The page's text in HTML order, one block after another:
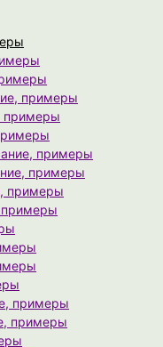
примеры
примеры
примеры
примеры
примеры
примеры
примеры
примеры